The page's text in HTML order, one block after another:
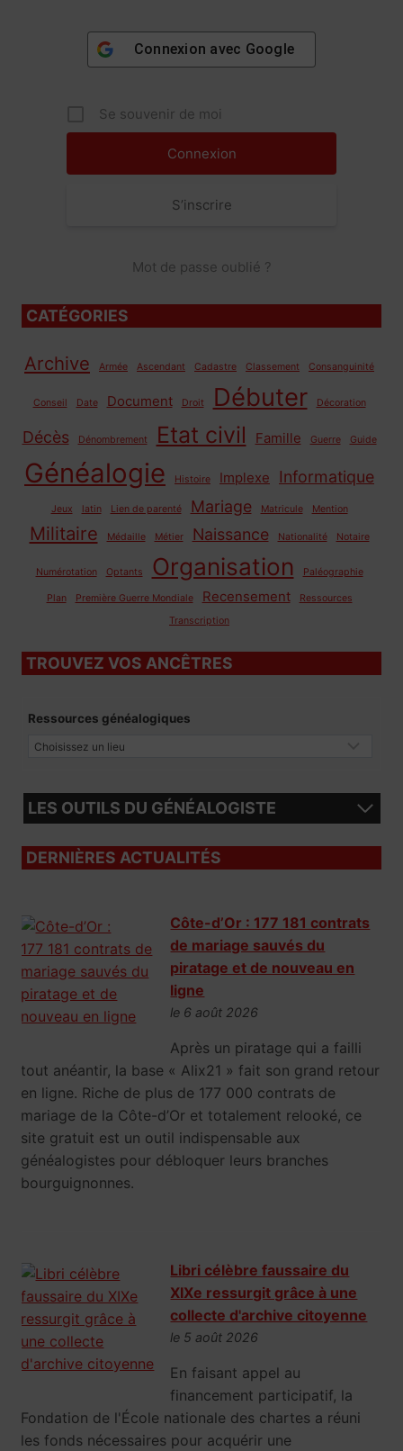
Connexion avec Google
Se souvenir de moi
S’inscrire
Mot de passe oublié ?
CATÉGORIES
Archive Armée Ascendant Cadastre Classement Consanguinité
Conseil Date Document Droit Débuter Décoration
Décès Dénombrement Etat civil Famille Guerre Guide
Généalogie Histoire Implexe Informatique
Jeux latin Lien de parenté Mariage Matricule Mention
Militaire Médaille Métier Naissance Nationalité Notaire
Numérotation Optants Organisation Paléographie
Plan Première Guerre Mondiale Recensement
Ressources
Transcription
TROUVEZ VOS ANCÊTRES
Ressources généalogiques
LES OUTILS DU GÉNÉALOGISTE
DERNIÈRES ACTUALITÉS
Côte-d’Or : 177 181 contrats
de mariage sauvés du
piratage et de nouveau en
ligne
le 6 août 2026
Après un piratage qui a failli
tout anéantir, la base « Alix21 » fait son grand retour
en ligne. Riche de plus de 177 000 contrats de
mariage de la Côte-d’Or et totalement relooké, ce
site gratuit est un outil indispensable aux
généalogistes pour débloquer leurs branches
bourguignonnes.
Libri célèbre faussaire du
XIXe ressurgit grâce à une
collecte d'archive citoyenne
le 5 août 2026
En faisant appel au
financement participatif, la
Fondation de l'École nationale des chartes a réuni
les fonds nécessaires pour acquérir une